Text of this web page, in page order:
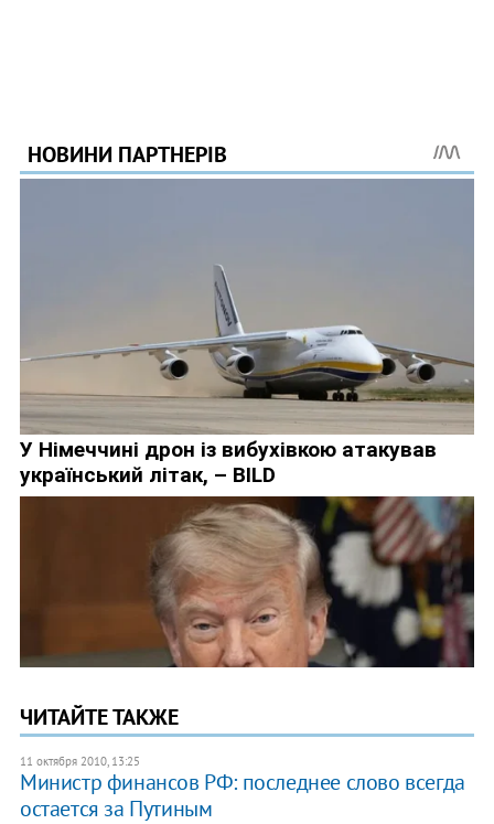
ЧИТАЙТЕ ТАКЖЕ
11 октября 2010, 13:25
Министр финансов РФ: последнее слово всегда
остается за Путиным